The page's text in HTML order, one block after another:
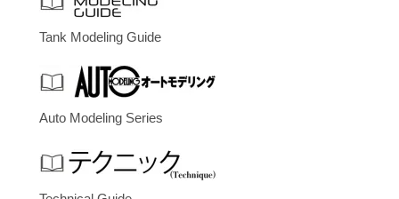
Tank Modeling Guide
Auto Modeling Series